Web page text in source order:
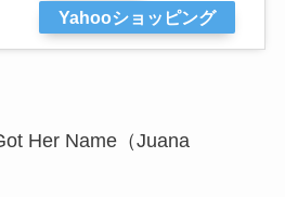
Yahooショッピング
Her Name（Juana